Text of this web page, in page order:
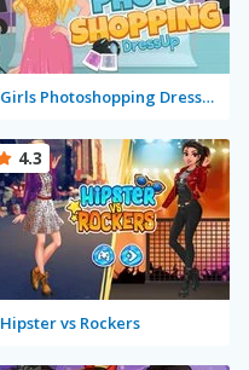
Girls Photoshopping Dressup
Hipster vs Rockers
4.3